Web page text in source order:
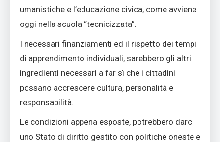
umanistiche e l’educazione civica, come avviene
oggi nella scuola “tecnicizzata”.
I necessari finanziamenti ed il rispetto dei tempi
di apprendimento individuali, sarebbero gli altri
ingredienti necessari a far sì che i cittadini
possano accrescere cultura, personalità e
responsabilità.
Le condizioni appena esposte, potrebbero darci
uno Stato di diritto gestito con politiche oneste e